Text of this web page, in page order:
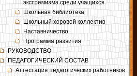
экстремизма среди учащихся
Школьная библиотека
Школьный хоровой коллектив
Наставничество
Программа развития
РУКОВОДСТВО
ПЕДАГОГИЧЕСКИЙ СОСТАВ
Аттестация педагогических работников